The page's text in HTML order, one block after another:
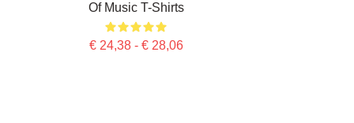
Of Music T-Shirts
€ 24,38 - € 28,06